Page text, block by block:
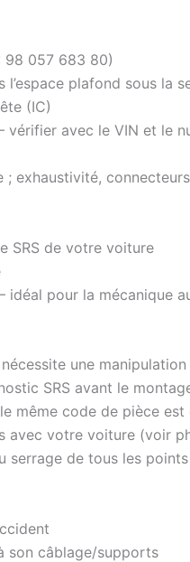
98 057 683 80)
plafond sous la
(IC)
vérifier avec le VIN et le
exhaustivité,
SRS de votre voiture
pour la mécanique
une
SRS avant le
même code de pièce
avec votre voiture (voir
de tous les
son câblage/supports